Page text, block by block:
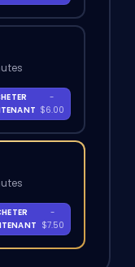
-
$6.00
-
$7.50